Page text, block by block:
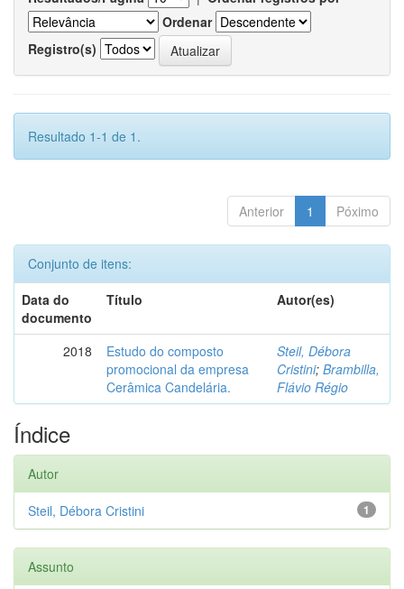
Ordenar
Registro(s)
Resultado 1-1 de 1.
Anterior 1 Póximo
Conjunto de itens:
Data do
documento
Título Autor(es)
2018
Estudo do composto
promocional da empresa
Cerâmica Candelária.
Steil, Débora
Cristini; Brambilla,
Flávio Régio
Índice
Autor
1
Steil, Débora Cristini
Assunto